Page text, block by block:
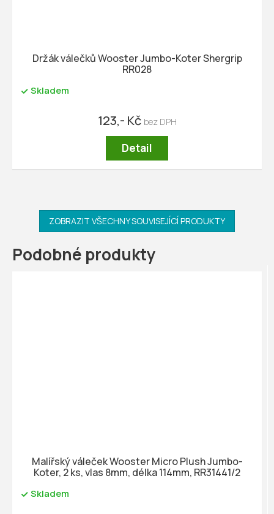
Držák válečků Wooster Jumbo-Koter Shergrip
RR028
Skladem
123,- Kč
Detail
ZOBRAZIT VŠECHNY SOUVISEJÍCÍ PRODUKTY
Malířský váleček Wooster Micro Plush Jumbo-
Koter, 2 ks, vlas 8mm, délka 114mm, RR31441/2
Skladem